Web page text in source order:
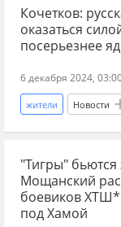
Владимир Путин
Кочетков:
оказаться
посерьезнее
6 декабря 2024,
жители Новости
Алексей Кочетков
Китай русский
русская культура
"Тигры"
Мощанский
боевиков ХТШ*
под Хамой